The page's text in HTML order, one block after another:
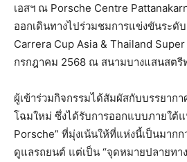
เอสฯ ณ Porsche Centre
ออกเดินทางไปร่วมชมการแข่งขันระดั
Carrera Cup Asia & Thailand
กรกฎาคม 2568 ณ สนามบางแสนสตรี
ผู้เข้าร่วมกิจกรรมได้สัมผัสกับบรรยาก
โฉมใหม่ ซึ่งได้รับการออกแบบภายใต้
Porsche” ที่มุ่งเน้นให้ที่แห่งนี้เป็นมาก
ดูแลรถยนต์ แต่เป็น “จุดหมายปลายทา